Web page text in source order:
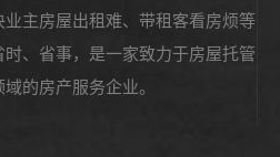
主房屋出租难、带租客看房烦等
、省事，是一家致力于房屋托管
的房产服务企业。